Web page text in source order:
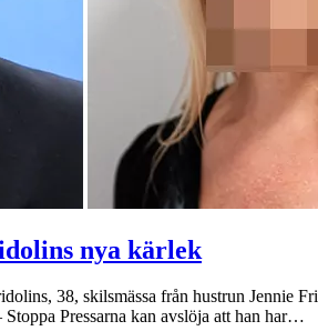
nya kärlek
38, skilsmässa från hustrun
Pressarna kan avslöja att han har…